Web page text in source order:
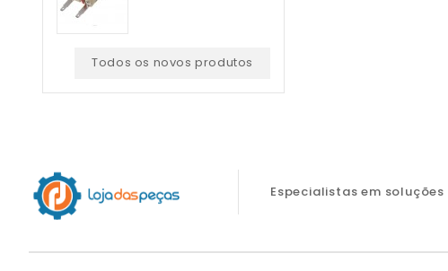
Todos os novos produtos
Especialistas em soluções